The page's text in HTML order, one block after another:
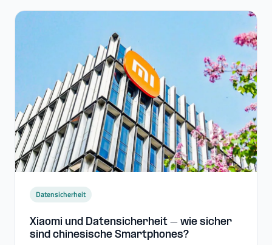
Datensicherheit
Xiaomi und Datensicherheit – wie sicher
sind chinesische Smartphones?